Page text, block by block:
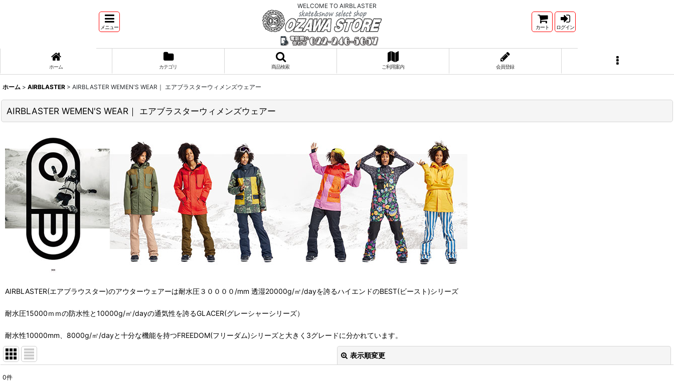
WELCOME TO AIRBLASTER
メニュー カート ログイン
ホーム カテゴリ 商品検索 ご利用案内 会員登録
ホーム > AIRBLASTER > AIRBLASTER WEMEN'S WEAR｜ エアブラスターウィメンズウェアー
AIRBLASTER WEMEN'S WEAR｜ エアブラスターウィメンズウェアー
AIRBLASTER(エアブラウスター)のアウターウェアーは耐水圧３００００/mm 透湿20000g/㎡/dayを誇るハイエンドのBEST(ビースト)シリーズ
耐水圧15000ｍｍの防水性と10000g/㎡/dayの通気性を誇るGLACER(グレーシャーシリーズ）
耐水性10000mm、8000g/㎡/dayと十分な機能を持つFREEDOM(フリーダム)シリーズと大きく3グレードに分かれています。
表示順変更
0件